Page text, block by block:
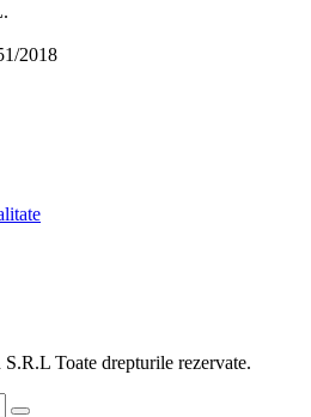
2018
Toate drepturile rezervate.